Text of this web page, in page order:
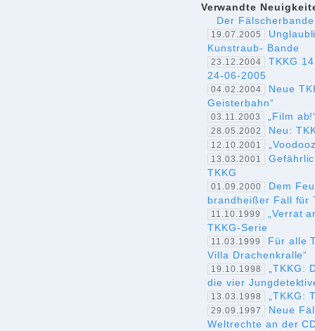
Verwandte
Der
19.07.2005
Kunstraub- Bande
23.12.2004
TKKG
24-06-2005
04.02.2004
Neue
Geisterbahn“
03.11.2003 „Film
28.05.2002 Neu:
12.10.2001
13.03.2001
TKKG
01.09.2000
Dem
brandheißer Fall für
11.10.1999
„Verrat
TKKG-Serie
11.03.1999
Für alle
Villa Drachenkralle“
19.10.1998
„TKKG:
die vier
13.03.1998 „TKKG:
29.09.1997
Neue
Weltrechte an der